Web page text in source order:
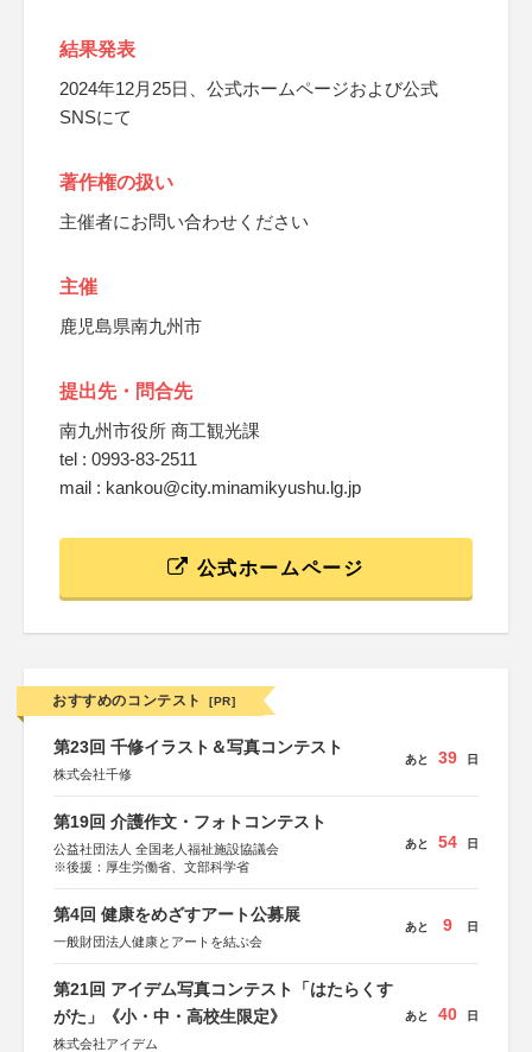
結果発表
2024年12月25日、公式ホームページおよび公式
SNSにて
著作権の扱い
主催者にお問い合わせください
主催
鹿児島県南九州市
提出先・問合先
南九州市役所 商工観光課
tel : 0993-83-2511
mail : kankou@city.minamikyushu.lg.jp
公式ホームページ
おすすめのコンテスト [PR]
第23回 千修イラスト＆写真コンテスト
株式会社千修
あと 39 日
第19回 介護作文・フォトコンテスト
公益社団法人 全国老人福祉施設協議会
※後援：厚生労働省、文部科学省
あと 54 日
第4回 健康をめざすアート公募展
一般財団法人健康とアートを結ぶ会
あと 9 日
第21回 アイデム写真コンテスト「はたらくす
がた」《小・中・高校生限定》
株式会社アイデム
あと 40 日